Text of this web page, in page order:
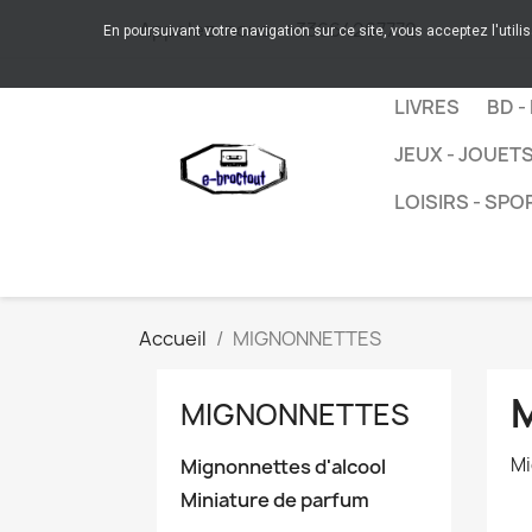
Appelez-nous :+33664267772
LIVRES
BD -
JEUX -
LOISIRS -
Accueil MIGNONNETTES
MIGNONNETTES
Mignonnettes d'alcool
Miniature de parfum
En poursuivant votre navigation sur ce site, vous acceptez